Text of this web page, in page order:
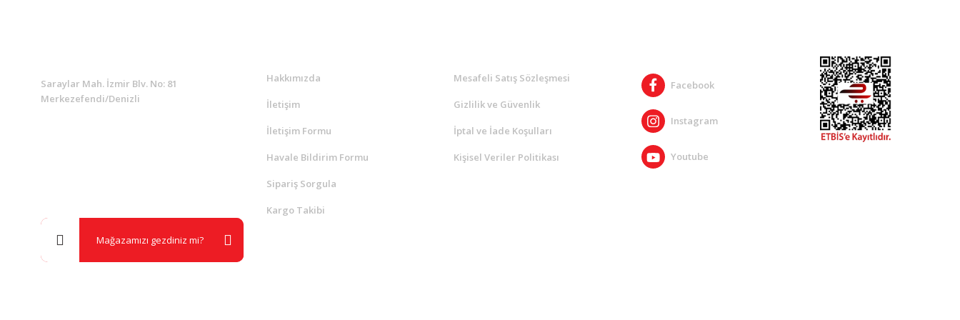
Saraylar Mah. İzmir Blv. No: 81
Merkezefendi/Denizli
Mağazamızı gezdiniz mi?
Hakkımızda
İletişim
İletişim Formu
Havale Bildirim Formu
Sipariş Sorgula
Kargo Takibi
Mesafeli Satış Sözleşmesi
Gizlilik ve Güvenlik
İptal ve İade Koşulları
Kişisel Veriler Politikası
Facebook
Instagram
Youtube